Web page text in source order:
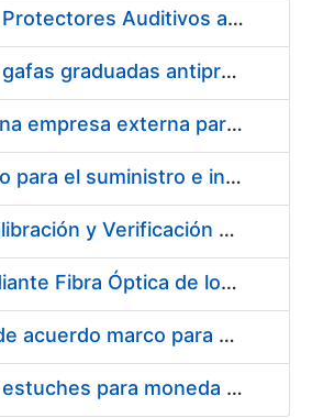
Suministro de Protectores Auditivos a medida para las personas trabajadoras de los Centros de Trabajo de Madrid y Burgos
Suministro de gafas graduadas antiproyecciones para los trabajadores de la FNMT-RCM en los centros de trabajo de Madrid y Burgos
Servicios de una empresa externa para el asesoramiento y resolución de los recursos de alzada que se presentan relacionados con procesos de selección para la FNMT-RCM
Acuerdo marco para el suministro e instalación de persianas, estores y otros complementos
Servicio de Calibración y Verificación Externa de los Equipos de Medición del Servicio de Prevención de la FNMT-RCM
Conexión mediante Fibra Óptica de los Centros de Proceso de Datos (CPDs) de las sedes de la FNMT-RCM de Burgos y Madrid
Contratación de acuerdo marco para el Suministro de Material de Electricidad para la Fábrica Nacional de Moneda y Timbre-Real Casa de la Moneda en su centro de trabajo de Burgos
Suministro de estuches para moneda de 30 €